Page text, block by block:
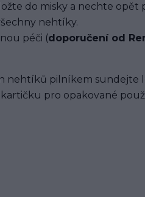
do misky a nechte
nehtíky.
péči (doporučení od
nehtíků pilníkem sundejte
pro opakované